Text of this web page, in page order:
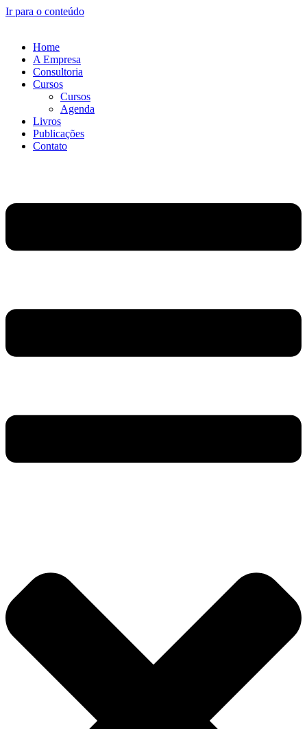
Ir para o conteúdo
Home
A Empresa
Consultoria
Cursos
Cursos
Agenda
Livros
Publicações
Contato